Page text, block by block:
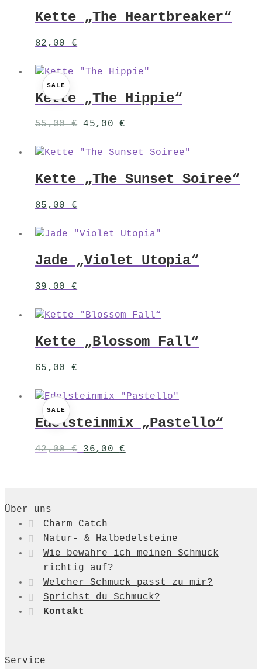
Kette „The Heartbreaker“
82,00 €
SALE
Kette „The Hippie“
55,00€ Ursprünglicher
war:
45,00€
ist:
Kette „The Sunset Soiree“
85,00 €
Jade „Violet Utopia“
39,00 €
Kette „Blossom Fall“
65,00 €
SALE
Edelsteinmix „Pastello“
42,00€
Ursprünglicher
36,00€
Über uns
Charm Catch
Natur- & Halbedelsteine
Wie bewahre ich meinen Schmuck
richtig auf?
Welcher Schmuck passt zu mir?
Sprichst du Schmuck?
Kontakt
Service